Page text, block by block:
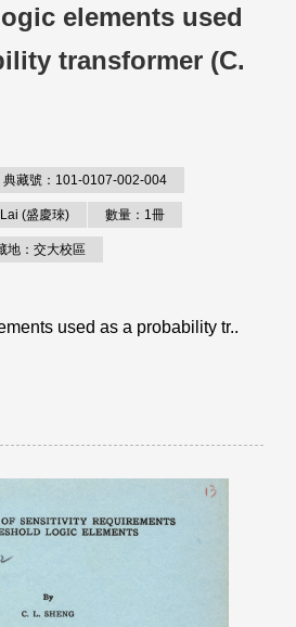
elements used
transformer (C.
典藏號：101-0107-002-004
(盛慶琜) 數量：1冊
地：交大校區
used as a probability tr..